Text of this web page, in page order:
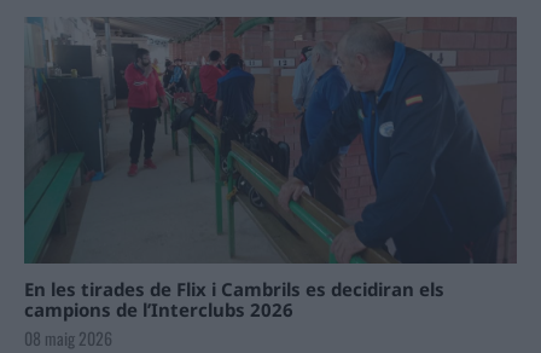
En les tirades de Flix i Cambrils es decidiran els
campions de l’Interclubs 2026
08 maig 2026